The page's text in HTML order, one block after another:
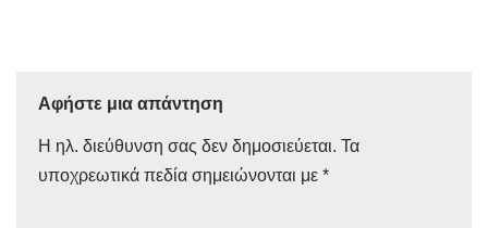
Αφήστε μια απάντηση
Η ηλ. διεύθυνση σας δεν δημοσιεύεται. Τα
υποχρεωτικά πεδία σημειώνονται με *